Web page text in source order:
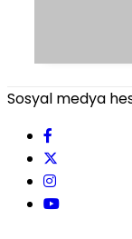
Sosyal medya